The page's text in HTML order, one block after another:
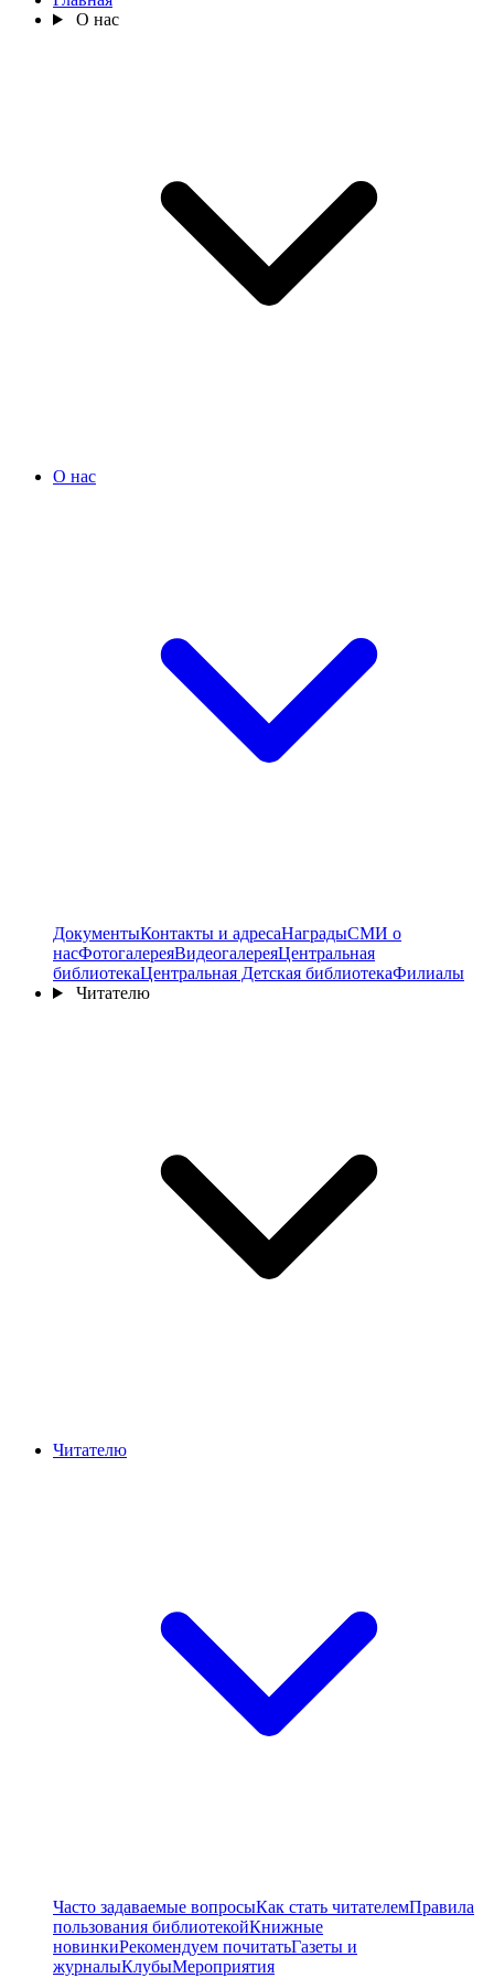
О нас
О нас
ДокументыКонтакты и адресаНаградыСМИ о
насФотогалереяВидеогалереяЦентральная
библиотекаЦентральная Детская библиотекаФилиалы
Читателю
Читателю
Часто задаваемые вопросыКак стать читателемПравила
пользования библиотекойКнижные
новинкиРекомендуем почитатьГазеты и
журналыКлубыМероприятия